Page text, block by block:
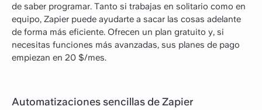
de saber programar. Tanto si trabajas en solitario como en
equipo, Zapier puede ayudarte a sacar las cosas adelante
de forma más eficiente. Ofrecen un plan gratuito y, si
necesitas funciones más avanzadas, sus planes de pago
empiezan en 20 $/mes.
Automatizaciones sencillas de Zapier